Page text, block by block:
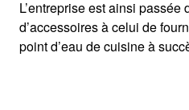
L’entreprise est ainsi passée
d’accessoires à celui de
point d’eau de cuisine à